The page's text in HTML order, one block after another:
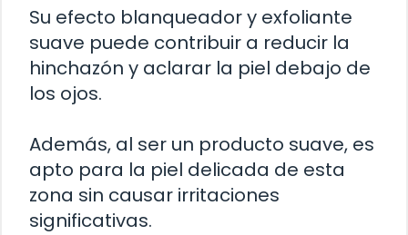
Su efecto blanqueador y exfoliante
suave puede contribuir a reducir la
hinchazón y aclarar la piel debajo de
los ojos.
Además, al ser un producto suave, es
apto para la piel delicada de esta
zona sin causar irritaciones
significativas.